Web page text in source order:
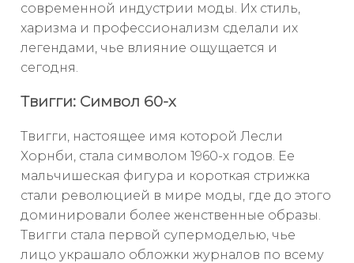
современной индустрии моды. Их стиль,
харизма и профессионализм сделали их
легендами, чье влияние ощущается и
сегодня.
Твигги: Символ 60-х
Твигги, настоящее имя которой Лесли
Хорнби, стала символом 1960-х годов. Ее
мальчишеская фигура и короткая стрижка
стали революцией в мире моды, где до этого
доминировали более женственные образы.
Твигги стала первой супермоделью, чье
лицо украшало обложки журналов по всему